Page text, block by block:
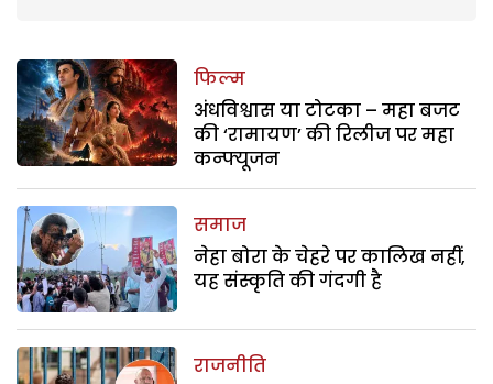
फिल्म
अंधविश्वास या टोटका – महा बजट
की ‘रामायण’ की रिलीज पर महा
कन्फ्यूजन
समाज
नेहा बोरा के चेहरे पर कालिख नहीं,
यह संस्कृति की गंदगी है
राजनीति